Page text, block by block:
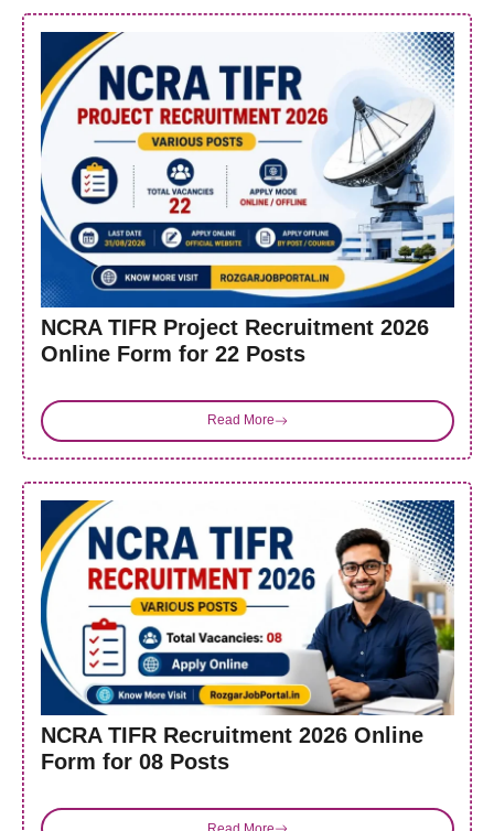
NCRA TIFR Project Recruitment 2026
Online Form for 22 Posts
Read More
NCRA TIFR Recruitment 2026 Online
Form for 08 Posts